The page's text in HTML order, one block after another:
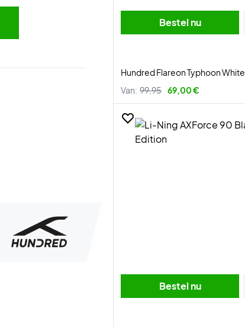
Bestel nu
Hundred Flareon Typhoon White
Van: 99,95 69,00 €
Bestel nu